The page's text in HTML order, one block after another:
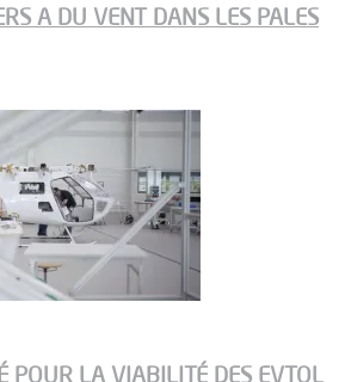
A DU VENT DANS LES PALES
POUR LA VIABILITÉ DES EVTOL